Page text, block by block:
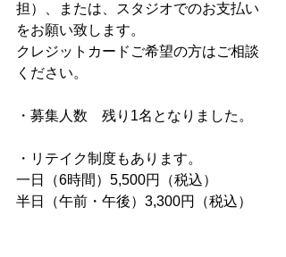
担）、または、スタジオでのお支払い
をお願い致します。
クレジットカードご希望の方はご相談
ください。
・募集人数　残り1名となりました。
・リテイク制度もあります。
一日（6時間）5,500円（税込）
半日（午前・午後）3,300円（税込）